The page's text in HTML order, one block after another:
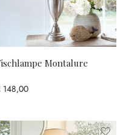
Montalure
148,00